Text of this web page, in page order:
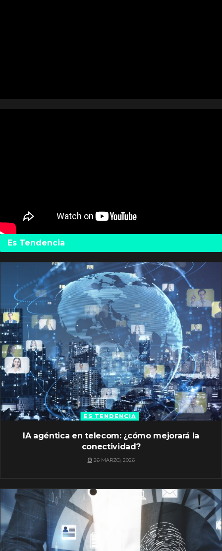
Es Tendencia
ES TENDENCIA
IA agéntica en telecom: ¿cómo mejorará la
conectividad?
26 MARZO, 2026